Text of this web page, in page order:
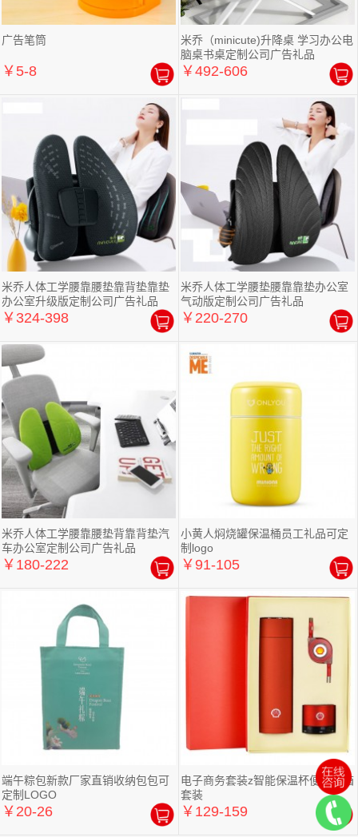
广告笔筒
￥5-8
米乔（minicute)升降桌 学习办公电
脑桌书桌定制公司广告礼品
￥492-606
米乔人体工学腰靠腰垫靠背垫靠垫
办公室升级版定制公司广告礼品
￥324-398
米乔人体工学腰垫腰靠靠垫办公室
气动版定制公司广告礼品
￥220-270
米乔人体工学腰靠腰垫背靠背垫汽
车办公室定制公司广告礼品
￥180-222
小黄人焖烧罐保温桶员工礼品可定
制logo
￥91-105
端午粽包新款厂家直销收纳包包可
定制LOGO
￥20-26
电子商务套装z智能保温杯便携音箱
套装
￥129-159